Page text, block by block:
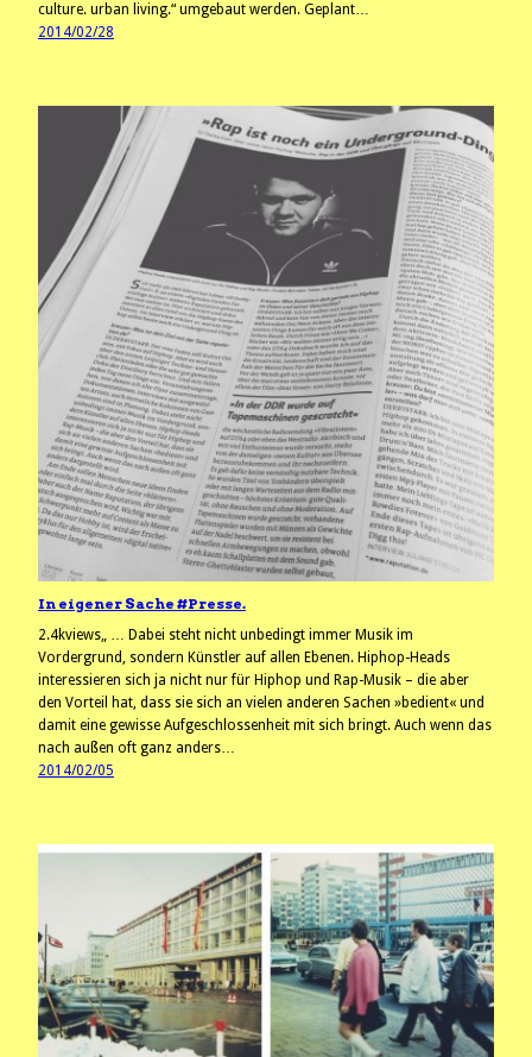
culture. urban living.“ umgebaut werden. Geplant…
2014/02/28
In eigener Sache #Presse.
2.4kviews„ … Dabei steht nicht unbedingt immer Musik im
Vordergrund, sondern Künstler auf allen Ebenen. Hiphop-Heads
interessieren sich ja nicht nur für Hiphop und Rap-Musik – die aber
den Vorteil hat, dass sie sich an vielen anderen Sachen »bedient« und
damit eine gewisse Aufgeschlossenheit mit sich bringt. Auch wenn das
nach außen oft ganz anders…
2014/02/05